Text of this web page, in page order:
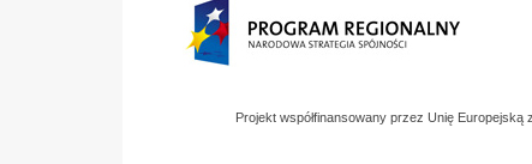
Projekt współfinansowany przez Unię